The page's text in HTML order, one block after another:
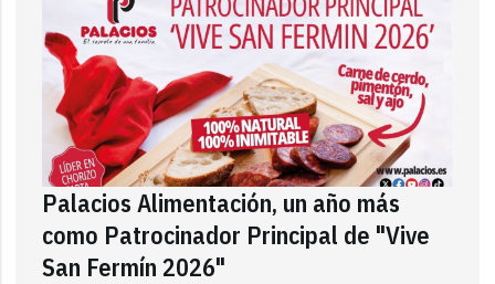
Palacios Alimentación, un año más
como Patrocinador Principal de "Vive
San Fermín 2026"